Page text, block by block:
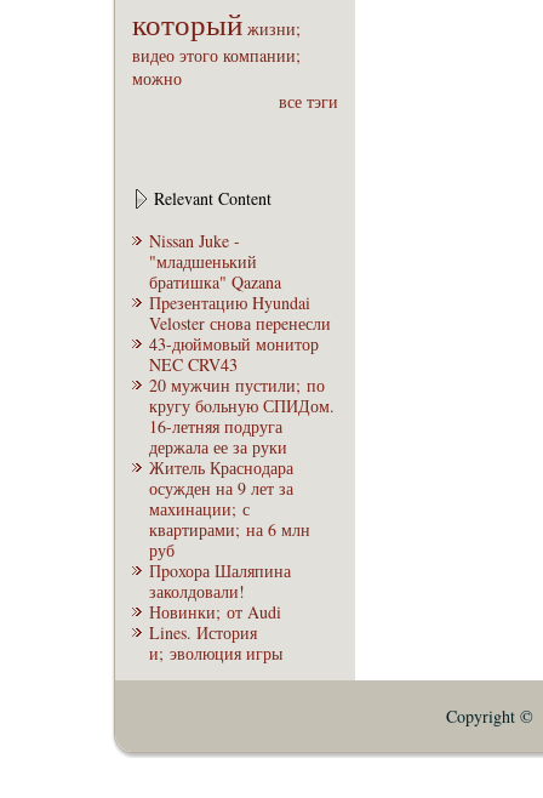
который жизни;
видео этого компaнии;
можно
все тэги
Relevant Content
Nissan Juke -
"младшенький
братишкa" Qazana
Пpeзентацию Hyundai
Veloster снова пеpeнесли
43-дюймовый монитор
NEC CRV43
20 мужчин пустили; по
кругу бoльную СПИДом.
16-летняя подруга
держала ее за руки
Житель Краснодара
осужден на 9 лет за
махинации; с
квартирами; на 6 млн
руб
Пpoхора Шаляпина
заколдовали!
Новинки; от Audi
Lines. История
и; эволюция игры
Copyright ©